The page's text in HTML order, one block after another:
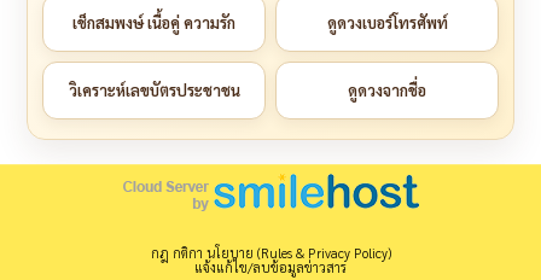
เช็กสมพงษ์ เนื้อคู่ ความรัก ดูดวงเบอร์โทรศัพท์
วิเคราะห์เลขบัตรประชาชน ดูดวงจากชื่อ
กฎ กติกา นโยบาย (Rules & Privacy Policy)
แจ้งแก้ไข/ลบข้อมูลข่าวสาร